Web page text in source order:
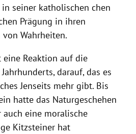
seiner katholischen chen
Prägung in ihren
Wahrheiten.
Reaktion auf die
darauf, das es
Jenseits mehr gibt. Bis
hatte das Naturgeschehen
eine moralische
Kitzsteiner hat